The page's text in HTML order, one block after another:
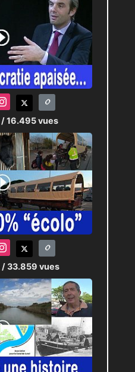
/ 16.495 vues
/ 33.859 vues